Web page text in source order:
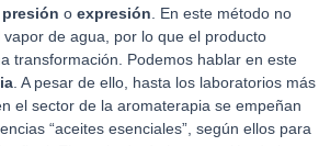
presión o expresión. En este método no
de agua, por lo que el producto
transformación. Podemos hablar en este
. A pesar de ello, hasta los laboratorios más
el sector de la aromaterapia se empeñan
“aceites esenciales”, según ellos para